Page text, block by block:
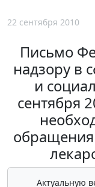
22 сентября 2010
Письмо
надзору в
и
сентября
Актуальную